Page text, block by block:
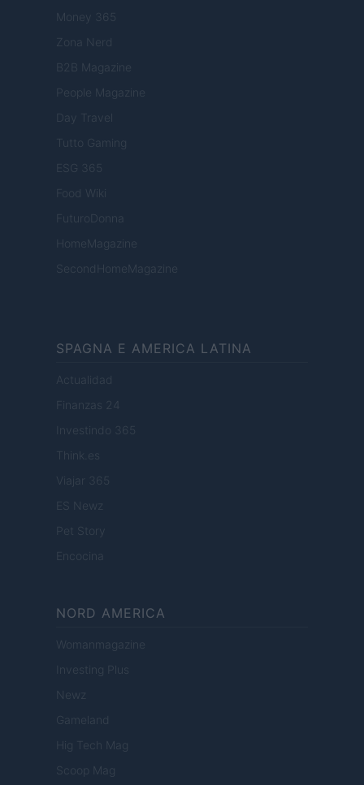
Money 365
Zona Nerd
B2B Magazine
People Magazine
Day Travel
Tutto Gaming
ESG 365
Food Wiki
FuturoDonna
HomeMagazine
SecondHomeMagazine
SPAGNA E AMERICA LATINA
Actualidad
Finanzas 24
Investindo 365
Think.es
Viajar 365
ES Newz
Pet Story
Encocina
NORD AMERICA
Womanmagazine
Investing Plus
Newz
Gameland
Hig Tech Mag
Scoop Mag